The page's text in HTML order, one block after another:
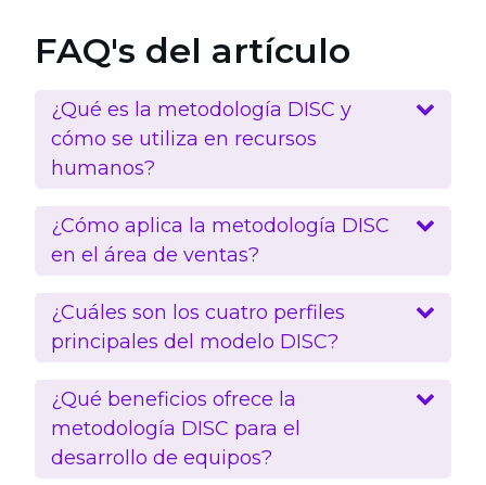
FAQ's del artículo
¿Qué es la metodología DISC y
cómo se utiliza en recursos
humanos?
¿Cómo aplica la metodología DISC
en el área de ventas?
¿Cuáles son los cuatro perfiles
principales del modelo DISC?
¿Qué beneficios ofrece la
metodología DISC para el
desarrollo de equipos?